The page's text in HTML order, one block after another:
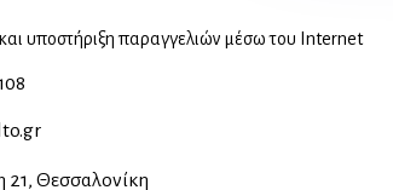
και υποστήριξη παραγγελιών μέσω του Internet
21, Θεσσαλονίκη